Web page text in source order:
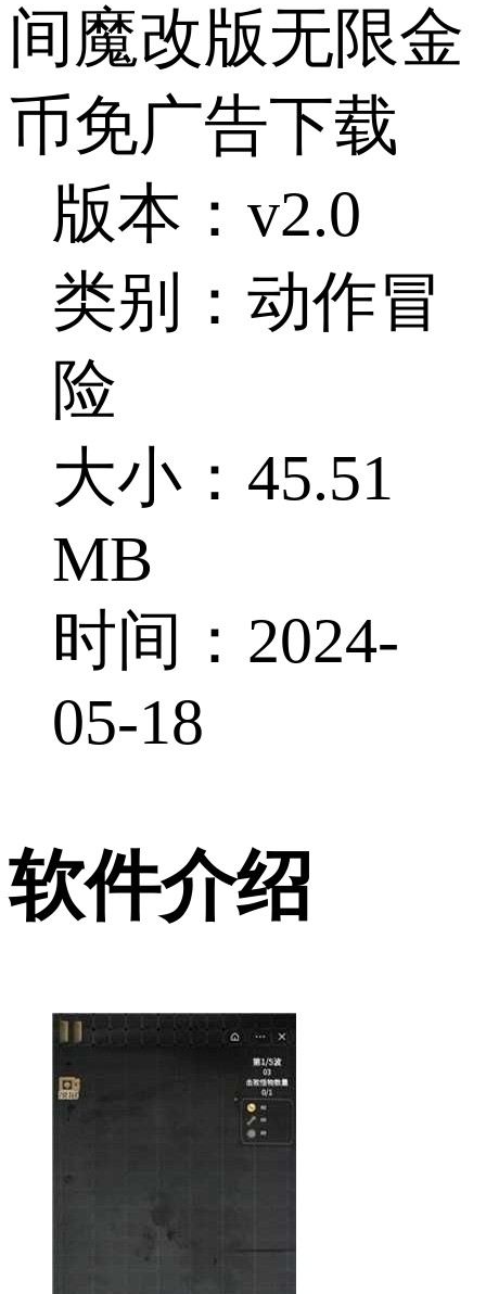
间魔改版无限金
币免广告下载
版本：v2.0
类别：动作冒
险
大小：45.51
MB
时间：2024-
05-18
软件介绍